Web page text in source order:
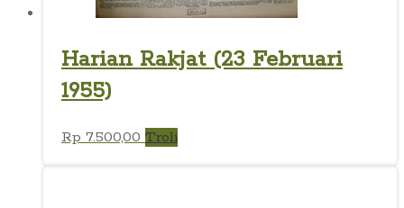
Harian Rakjat (23 Februari
1955)
Rp7.500,00 Troli